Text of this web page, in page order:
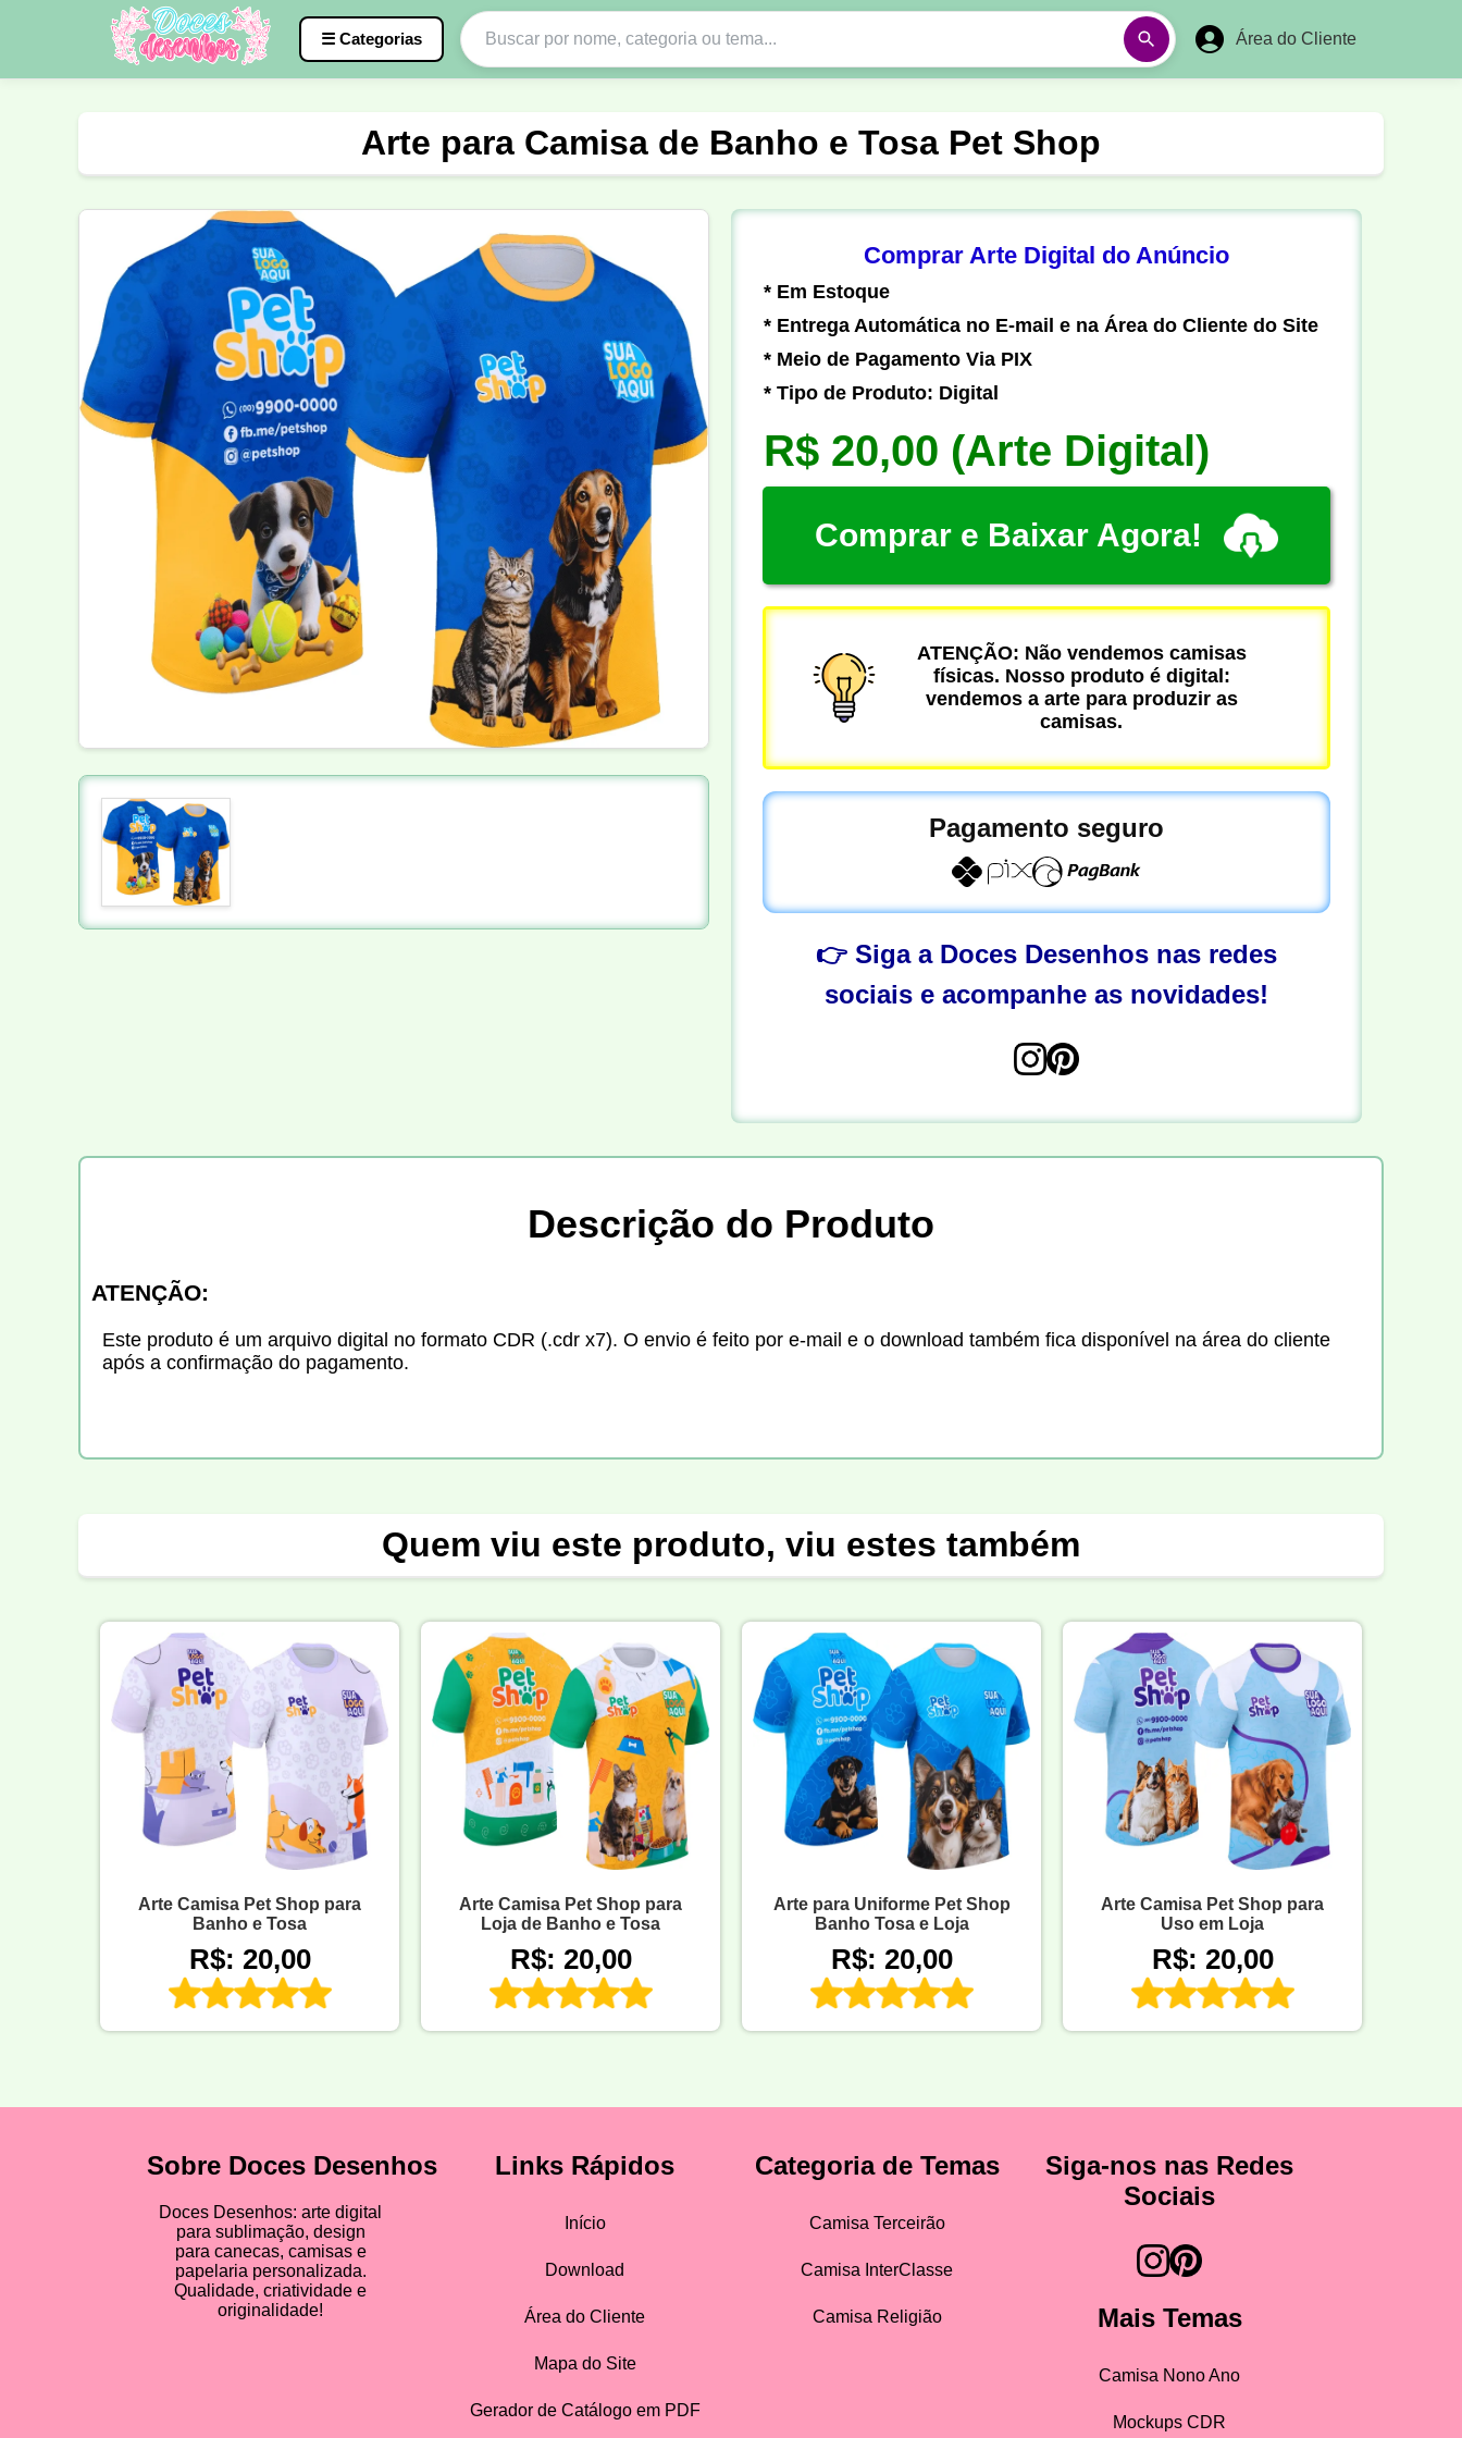
☰ Categorias Área do Cliente
Carnaval Natal Natalina Agro Católica Vôlei Futebol Amador Pesca
Motocross Ciclismo Pedagogia Biologia Geografia História Matemática
Língua Portuguesa
Arte para Camisa de Banho e Tosa Pet Shop
Comprar Arte Digital do Anúncio
* Em Estoque
* Entrega Automática no E-mail e na Área do Cliente do Site
* Meio de Pagamento Via PIX
* Tipo de Produto: Digital
R$ 20,00 (Arte Digital)
Comprar e Baixar Agora!
ATENÇÃO: Não vendemos camisas
físicas. Nosso produto é digital:
vendemos a arte para produzir as
camisas.
Pagamento seguro
👉 Siga a Doces Desenhos nas redes
sociais e acompanhe as novidades!
Descrição do Produto
ATENÇÃO:
Este produto é um arquivo digital no formato CDR (.cdr x7). O envio é feito por e-mail e o download também fica disponível na área do cliente
após a confirmação do pagamento.
Quem viu este produto, viu estes também
Arte Camisa Pet Shop para
Banho e Tosa
R$: 20,00
Arte Camisa Pet Shop para
Loja de Banho e Tosa
R$: 20,00
Arte para Uniforme Pet Shop
Banho Tosa e Loja
R$: 20,00
Arte Camisa Pet Shop para
Uso em Loja
R$: 20,00
Sobre Doces Desenhos
Doces Desenhos: arte digital
para sublimação, design
para canecas, camisas e
papelaria personalizada.
Qualidade, criatividade e
originalidade!
Links Rápidos
Início
Download
Área do Cliente
Mapa do Site
Gerador de Catálogo em PDF
Categoria de Temas
Camisa Terceirão
Camisa InterClasse
Camisa Religião
Siga-nos nas Redes
Sociais
Mais Temas
Camisa Nono Ano
Mockups CDR